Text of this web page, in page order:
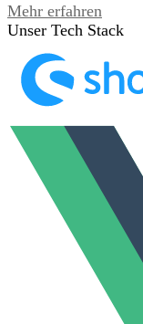
Mehr erfahren
Unser Tech Stack